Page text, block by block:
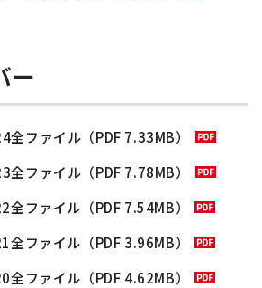
ー
全ファイル（PDF 7.33MB）
全ファイル（PDF 7.78MB）
全ファイル（PDF 7.54MB）
全ファイル（PDF 3.96MB）
全ファイル（PDF 4.62MB）